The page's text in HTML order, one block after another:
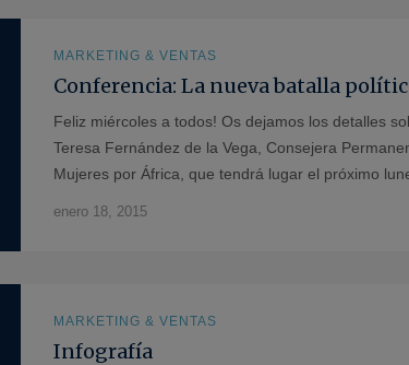
MARKETING & VENTAS
Conferencia: La nueva batalla
Feliz miércoles a todos! Os dejamos los detalles
Teresa Fernández de la Vega, Consejera
Mujeres por África, que tendrá lugar el próximo
enero 18, 2015
MARKETING & VENTAS
Infografía